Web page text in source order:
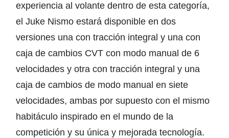
experiencia al volante dentro de esta categoría,
el Juke Nismo estará disponible en dos
versiones una con tracción integral y una con
caja de cambios CVT con modo manual de 6
velocidades y otra con tracción integral y una
caja de cambios de modo manual en siete
velocidades, ambas por supuesto con el mismo
habitáculo inspirado en el mundo de la
competición y su única y mejorada tecnología.